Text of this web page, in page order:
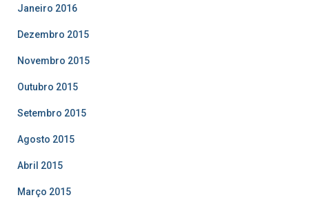
Janeiro 2016
Dezembro 2015
Novembro 2015
Outubro 2015
Setembro 2015
Agosto 2015
Abril 2015
Março 2015